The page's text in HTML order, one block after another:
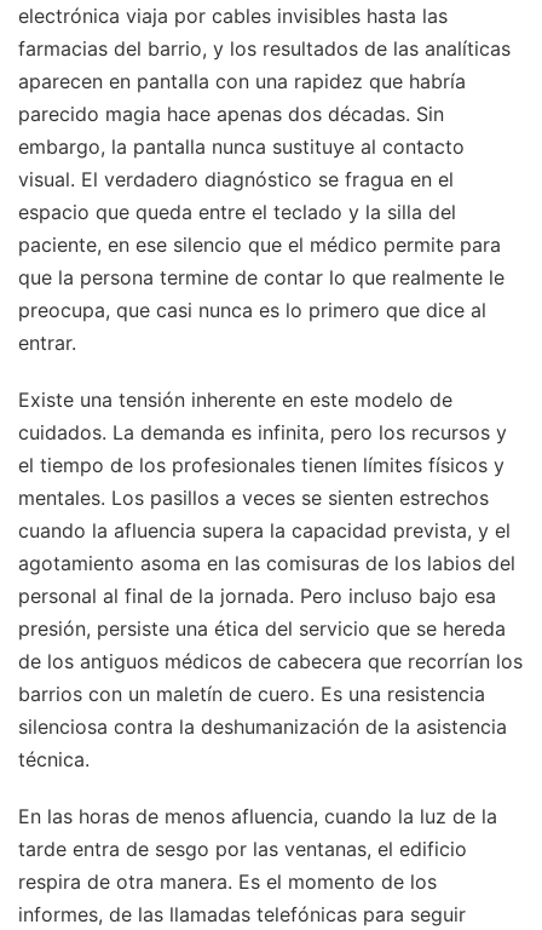
electrónica viaja por cables invisibles hasta las
farmacias del barrio, y los resultados de las analíticas
aparecen en pantalla con una rapidez que habría
parecido magia hace apenas dos décadas. Sin
embargo, la pantalla nunca sustituye al contacto
visual. El verdadero diagnóstico se fragua en el
espacio que queda entre el teclado y la silla del
paciente, en ese silencio que el médico permite para
que la persona termine de contar lo que realmente le
preocupa, que casi nunca es lo primero que dice al
entrar.
Existe una tensión inherente en este modelo de
cuidados. La demanda es infinita, pero los recursos y
el tiempo de los profesionales tienen límites físicos y
mentales. Los pasillos a veces se sienten estrechos
cuando la afluencia supera la capacidad prevista, y el
agotamiento asoma en las comisuras de los labios del
personal al final de la jornada. Pero incluso bajo esa
presión, persiste una ética del servicio que se hereda
de los antiguos médicos de cabecera que recorrían los
barrios con un maletín de cuero. Es una resistencia
silenciosa contra la deshumanización de la asistencia
técnica.
En las horas de menos afluencia, cuando la luz de la
tarde entra de sesgo por las ventanas, el edificio
respira de otra manera. Es el momento de los
informes, de las llamadas telefónicas para seguir